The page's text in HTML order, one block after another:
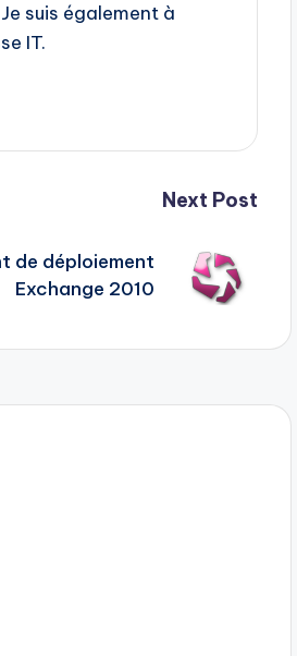
suis également à
IT.
Next Post
de déploiement
Exchange 2010